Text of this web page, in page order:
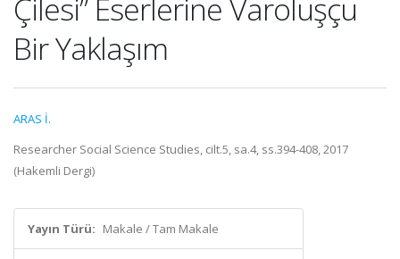
Çilesi” Eserlerine Varoluşçu
Bir Yaklaşım
ARAS İ.
Researcher Social Science Studies, cilt.5, sa.4, ss.394-408, 2017
(Hakemli Dergi)
Yayın Türü: Makale / Tam Makale